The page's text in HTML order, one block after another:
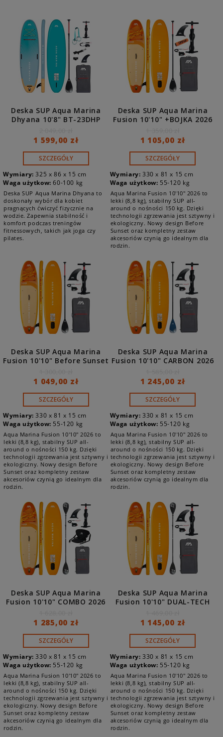
Deska SUP Aqua Marina
Dhyana 10'8" BT-23DHP
1 599,00 zł
SZCZEGÓŁY
Wymiary: 325 x 86 x 15 cm
Waga użytkow: 60-100 kg
Deska SUP Aqua Marina Dhyana to
doskonały wybór dla kobiet
pragnących ćwiczyć fizycznie na
wodzie. Zapewnia stabilność i
komfort podczas treningów
fitnessowych, takich jak joga czy
pilates.
Deska SUP Aqua Marina
Fusion 10'10" +BOJKA 2026
1 105,00 zł
SZCZEGÓŁY
Wymiary: 330 x 81 x 15 cm
Waga użytkow: 55-120 kg
Aqua Marina Fusion 10'10" 2026 to
lekki (8,8 kg), stabilny SUP all-
around o nośności 150 kg. Dzięki
technologii zgrzewania jest sztywny i
ekologiczny. Nowy design Before
Sunset oraz kompletny zestaw
akcesoriów czynią go idealnym dla
rodzin.
Deska SUP Aqua Marina
Fusion 10'10" Before Sunset
1 049,00 zł
SZCZEGÓŁY
Wymiary: 330 x 81 x 15 cm
Waga użytkow: 55-120 kg
Aqua Marina Fusion 10'10" 2026 to
lekki (8,8 kg), stabilny SUP all-
around o nośności 150 kg. Dzięki
technologii zgrzewania jest sztywny i
ekologiczny. Nowy design Before
Sunset oraz kompletny zestaw
akcesoriów czynią go idealnym dla
rodzin.
Deska SUP Aqua Marina
Fusion 10'10" CARBON 2026
1 245,00 zł
SZCZEGÓŁY
Wymiary: 330 x 81 x 15 cm
Waga użytkow: 55-120 kg
Aqua Marina Fusion 10'10" 2026 to
lekki (8,8 kg), stabilny SUP all-
around o nośności 150 kg. Dzięki
technologii zgrzewania jest sztywny i
ekologiczny. Nowy design Before
Sunset oraz kompletny zestaw
akcesoriów czynią go idealnym dla
rodzin.
Deska SUP Aqua Marina
Fusion 10'10" COMBO 2026
1 285,00 zł
SZCZEGÓŁY
Wymiary: 330 x 81 x 15 cm
Waga użytkow: 55-120 kg
Aqua Marina Fusion 10'10" 2026 to
lekki (8,8 kg), stabilny SUP all-
around o nośności 150 kg. Dzięki
technologii zgrzewania jest sztywny i
ekologiczny. Nowy design Before
Sunset oraz kompletny zestaw
akcesoriów czynią go idealnym dla
rodzin.
Deska SUP Aqua Marina
Fusion 10'10" DUAL-TECH
1 145,00 zł
SZCZEGÓŁY
Wymiary: 330 x 81 x 15 cm
Waga użytkow: 55-120 kg
Aqua Marina Fusion 10'10" 2026 to
lekki (8,8 kg), stabilny SUP all-
around o nośności 150 kg. Dzięki
technologii zgrzewania jest sztywny i
ekologiczny. Nowy design Before
Sunset oraz kompletny zestaw
akcesoriów czynią go idealnym dla
rodzin.